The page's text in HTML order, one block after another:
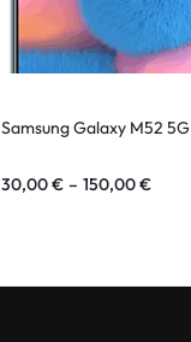
Samsung Galaxy M52 5G
30,00€ – 150,00€